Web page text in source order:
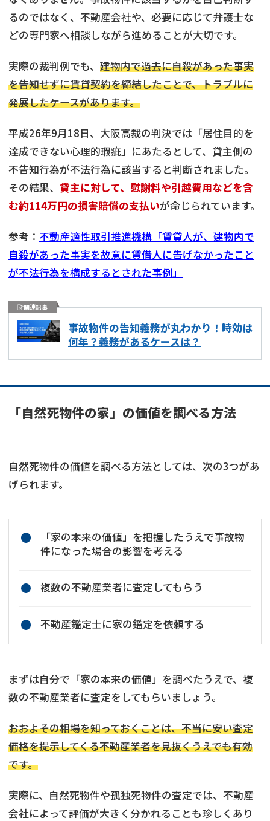
るのではなく、不動産会社や、必要に応じて弁護士な
どの専門家へ相談しながら進めることが大切です。
実際の裁判例でも、 建物内で過去に自殺があった事実
を告知せずに賃貸契約を締結したことで、トラブルに
発展したケースがあります。
平成26年9月18日、大阪高裁の判決では「居住目的を
達成できない心理的瑕疵」にあたるとして、貸主側の
不告知行為が不法行為に該当すると判断されました。
その結果、 貸主に対して、慰謝料や引越費用などを含
む約114万円の損害賠償の支払いが命じられています。
参考： 不動産適性取引推進機構「賃貸人が、建物内で
自殺があった事実を故意に賃借人に告げなかったこと
が不法行為を構成するとされた事例」
関連記事
事故物件の告知義務が丸わかり！時効は
何年？義務があるケースは？
「自然死物件の家」の価値を調べる方法
自然死物件の価値を調べる方法としては、次の3つがあ
げられます。
「家の本来の価値」を把握したうえで事故物
件になった場合の影響を考える
複数の不動産業者に査定してもらう
不動産鑑定士に家の鑑定を依頼する
まずは自分で「家の本来の価値」を調べたうえで、複
数の不動産業者に査定をしてもらいましょう。
おおよその相場を知っておくことは、不当に安い査定
価格を提示してくる不動産業者を見抜くうえでも有効
です。
実際に、自然死物件や孤独死物件の査定では、不動産
会社によって評価が大きく分かれることも珍しくあり